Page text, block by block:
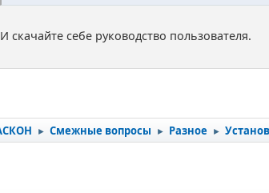
И скачайте себе руководство пользователя.
► Смежные вопросы ► Разное ►